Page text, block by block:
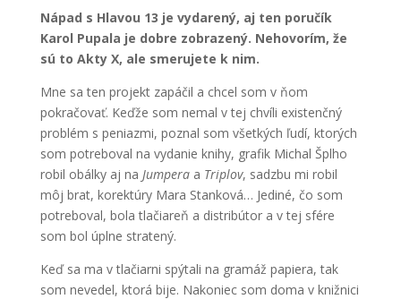
Nápad s Hlavou 13 je vydarený, aj ten poručík
Karol Pupala je dobre zobrazený. Nehovorím, že
sú to Akty X, ale smerujete k nim.
Mne sa ten projekt zapáčil a chcel som v ňom
pokračovať. Keďže som nemal v tej chvíli existenčný
problém s peniazmi, poznal som všetkých ľudí, ktorých
som potreboval na vydanie knihy, grafik Michal Šplho
robil obálky aj na Jumperaa Triplov, sadzbu mi robil
môj brat, korektúry Mara Stanková… Jediné, čo som
potreboval, bola tlačiareň a distribútor a v tej sfére
som bol úplne stratený.
Keď sa ma v tlačiarni spýtali na gramáž papiera, tak
som nevedel, ktorá bije. Nakoniec som doma v knižnici